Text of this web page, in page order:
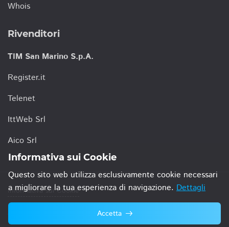
Whois
Rivenditori
TIM San Marino S.p.A.
Register.it
Telenet
IttWeb Srl
Aico Srl
Informativa sui Cookie
© 2021 TIM San Marino S.p.A.
Informativa sui Cookie
Questo sito web utilizza esclusivamente cookie necessari
a migliorare la tua esperienza di navigazione. Dettagli
Accetta